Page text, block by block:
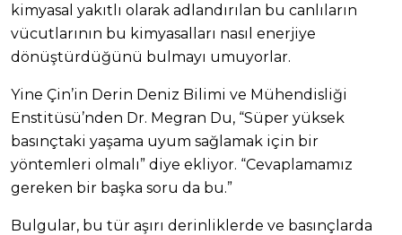
kimyasal yakıtlı olarak adlandırılan bu canlıların
vücutlarının bu kimyasalları nasıl enerjiye
dönüştürdüğünü bulmayı umuyorlar.
Yine Çin’in Derin Deniz Bilimi ve Mühendisliği
Enstitüsü’nden Dr. Megran Du, “Süper yüksek
basınçtaki yaşama uyum sağlamak için bir
yöntemleri olmalı” diye ekliyor. “Cevaplamamız
gereken bir başka soru da bu.”
Bulgular, bu tür aşırı derinliklerde ve basınçlarda